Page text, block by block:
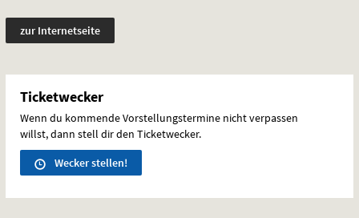
zur Internetseite
Ticketwecker
Wenn du kommende Vorstellungstermine nicht verpassen
willst, dann stell dir den Ticketwecker.
Wecker stellen!